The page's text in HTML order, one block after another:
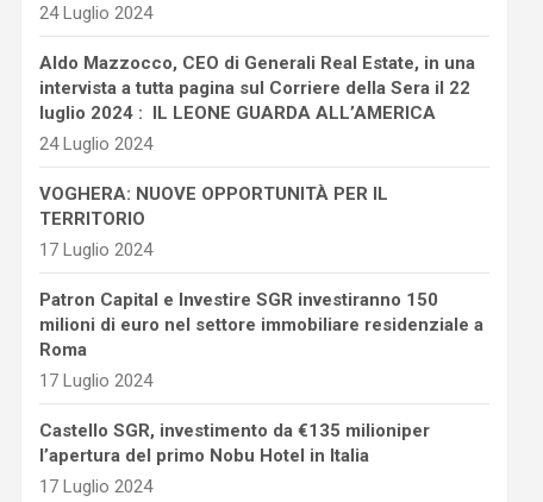
24 Luglio 2024
Aldo Mazzocco, CEO di Generali Real Estate, in una
intervista a tutta pagina sul Corriere della Sera il 22
luglio 2024 : IL LEONE GUARDA ALL’AMERICA
24 Luglio 2024
VOGHERA: NUOVE OPPORTUNITÀ PER IL
TERRITORIO
17 Luglio 2024
Patron Capital e Investire SGR investiranno 150
milioni di euro nel settore immobiliare residenziale a
Roma
17 Luglio 2024
Castello SGR, investimento da €135 milioniper
l’apertura del primo Nobu Hotel in Italia
17 Luglio 2024